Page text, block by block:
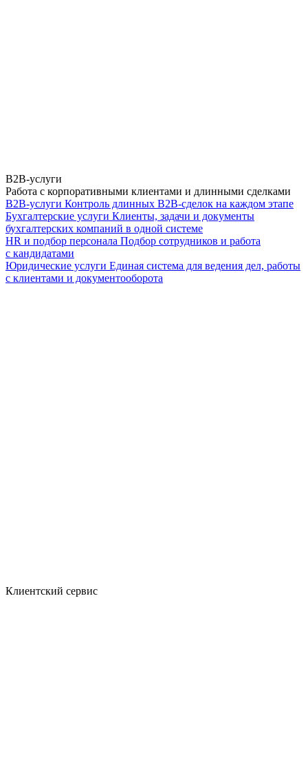
B2B-услуги
Работа с корпоративными клиентами и длинными сделками
B2B-услуги Контроль длинных B2B-сделок на каждом этапе
Бухгалтерские услуги Клиенты, задачи и документы
бухгалтерских компаний в одной системе
HR и подбор персонала Подбор сотрудников и работа
с кандидатами
Юридические услуги Единая система для ведения дел, работы
с клиентами и документооборота
Клиентский сервис